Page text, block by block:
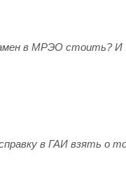
в МРЭО стоить?
справку в ГАИ взять